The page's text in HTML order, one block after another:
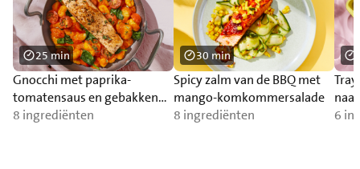
Gnocchi met paprika-
tomatensaus en gebakken
zalm
8 ingrediënten
25 min
Spicy zalm van de BBQ met
mango-komkommersalade
8 ingrediënten
30 min
6